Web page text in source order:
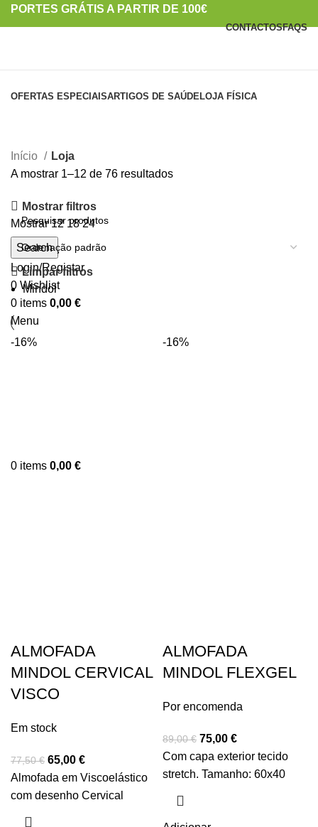
PORTES GRÁTIS A PARTIR DE 100€
CONTACTOSFAQS
Search
Login/Registar
0 Wishlist
0 items 0,00 €
Menu
0 items 0,00 €
OFERTAS ESPECIAISARTIGOS DE SAÚDELOJA FÍSICA
Início
Loja
A mostrar 1–12 de 76 resultados
Mostrar filtros
Mostrar121824
Limpar filtros
Mindol
-16%
ALMOFADA
MINDOL CERVICAL
VISCO
Em stock
77,50€ 65,00 €
Almofada em Viscoelástico
com desenho Cervical
-16%
ALMOFADA
MINDOL FLEXGEL
Por encomenda
89,00€ 75,00 €
Com capa exterior tecido
stretch. Tamanho: 60x40